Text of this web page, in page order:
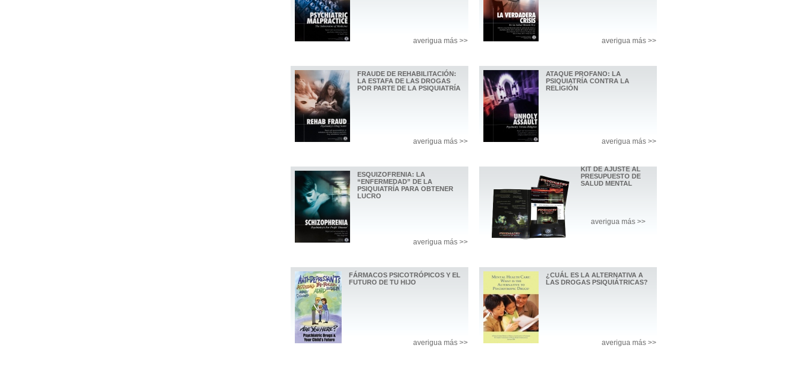
averigua más >> averigua más >>
FRAUDE DE REHABILITACIÓN:
LA ESTAFA DE LAS DROGAS
POR PARTE DE LA PSIQUIATRÍA
averigua más >>
ATAQUE PROFANO: LA
PSIQUIATRÍA CONTRA LA
RELIGIÓN
averigua más >>
ESQUIZOFRENIA: LA
“ENFERMEDAD” DE LA
PSIQUIATRÍA PARA OBTENER
LUCRO
averigua más >>
KIT DE AJUSTE AL
PRESUPUESTO DE
SALUD MENTAL
averigua más >>
FÁRMACOS PSICOTRÓPICOS Y EL
FUTURO DE TU HIJO
averigua más >>
¿CUÁL ES LA ALTERNATIVA A
LAS DROGAS PSIQUIÁTRICAS?
averigua más >>